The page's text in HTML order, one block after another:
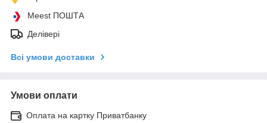
Meest ПОШТА
Делівері
Всі умови доставки
Умови оплати
Оплата на картку Приватбанку